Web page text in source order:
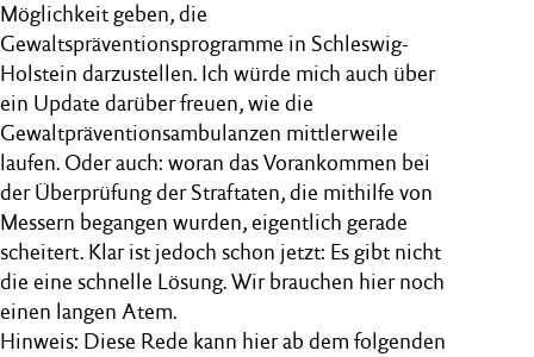
Möglichkeit geben, die
Gewaltspräventionsprogramme in Schleswig-
Holstein darzustellen. Ich würde mich auch über
ein Update darüber freuen, wie die
Gewaltpräventionsambulanzen mittlerweile
laufen. Oder auch: woran das Vorankommen bei
der Überprüfung der Straftaten, die mithilfe von
Messern begangen wurden, eigentlich gerade
scheitert. Klar ist jedoch schon jetzt: Es gibt nicht
die eine schnelle Lösung. Wir brauchen hier noch
einen langen Atem.
Hinweis: Diese Rede kann hier ab dem folgenden